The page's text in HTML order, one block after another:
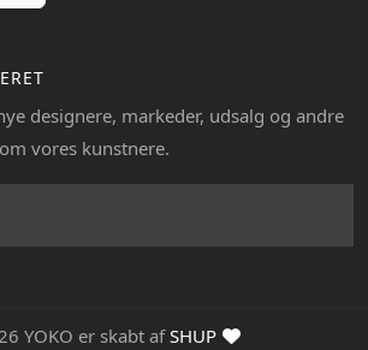
designere, markeder, udsalg og andre
vores kunstnere.
YOKO er skabt afSHUP